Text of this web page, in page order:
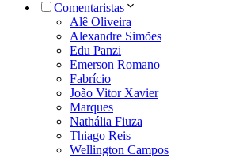
Comentaristas
Alê Oliveira
Alexandre Simões
Edu Panzi
Emerson Romano
Fabrício
João Vitor Xavier
Marques
Nathália Fiuza
Thiago Reis
Wellington Campos